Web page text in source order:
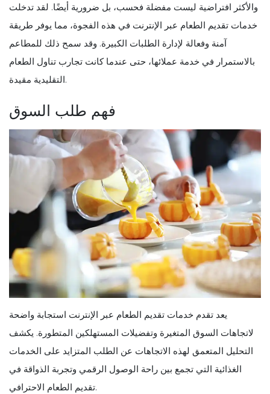
والأكثر افتراضية ليست مفضلة فحسب، بل ضرورية أيضًا. لقد تدخلت
خدمات تقديم الطعام عبر الإنترنت في هذه الفجوة، مما يوفر طريقة
آمنة وفعالة لإدارة الطلبات الكبيرة. وقد سمح ذلك للمطاعم
بالاستمرار في خدمة عملائها، حتى عندما كانت تجارب تناول الطعام
التقليدية مقيدة.
فهم طلب السوق
يعد تقدم خدمات تقديم الطعام عبر الإنترنت استجابة واضحة
لاتجاهات السوق المتغيرة وتفضيلات المستهلكين المتطورة. يكشف
التحليل المتعمق لهذه الاتجاهات عن الطلب المتزايد على الخدمات
الغذائية التي تجمع بين راحة الوصول الرقمي وتجربة الذواقة في
تقديم الطعام الاحترافي.